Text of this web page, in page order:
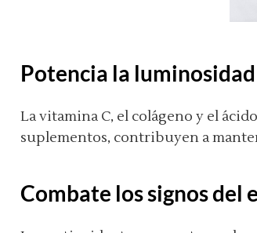
Potencia la
La vitamina C, el colágeno y el
suplementos, contribuyen a
Combate los signos del